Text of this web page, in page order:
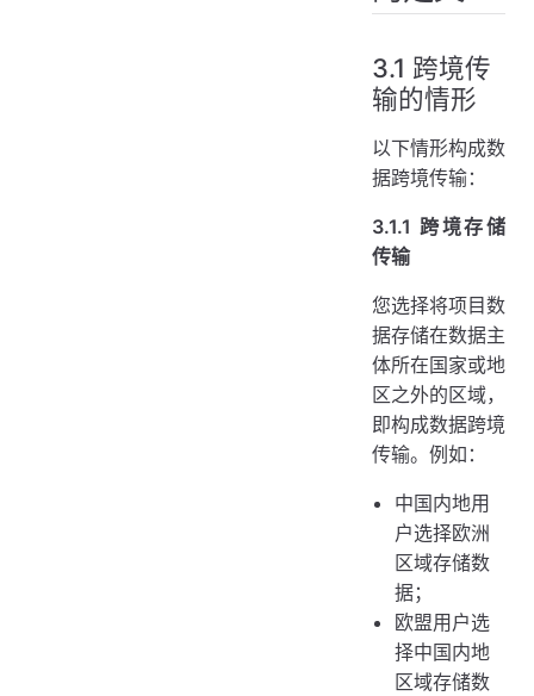
3.1 跨境传
输的情形
以下情形构成数
据跨境传输：
3.1.1 跨境存储
传输
您选择将项目数
据存储在数据主
体所在国家或地
区之外的区域，
即构成数据跨境
传输。例如：
中国内地用
户选择欧洲
区域存储数
据；
欧盟用户选
择中国内地
区域存储数